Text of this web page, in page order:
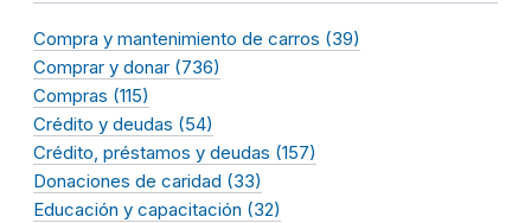
Compra y mantenimiento de carros (39)
Comprar y donar (736)
Compras (115)
Crédito y deudas (54)
Crédito, préstamos y deudas (157)
Donaciones de caridad (33)
Educación y capacitación (32)